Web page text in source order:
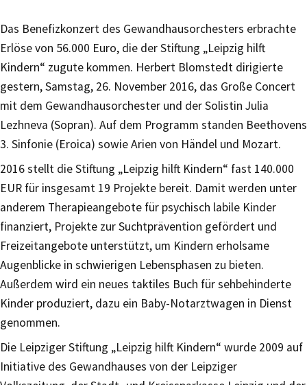
Das Benefizkonzert des Gewandhausorchesters erbrachte
Erlöse von 56.000 Euro, die der Stiftung „Leipzig hilft
Kindern“ zugute kommen. Herbert Blomstedt dirigierte
gestern, Samstag, 26. November 2016, das Große Concert
mit dem Gewandhausorchester und der Solistin Julia
Lezhneva (Sopran). Auf dem Programm standen Beethovens
3. Sinfonie (Eroica) sowie Arien von Händel und Mozart.
2016 stellt die Stiftung „Leipzig hilft Kindern“ fast 140.000
EUR für insgesamt 19 Projekte bereit. Damit werden unter
anderem Therapieangebote für psychisch labile Kinder
finanziert, Projekte zur Suchtprävention gefördert und
Freizeitangebote unterstützt, um Kindern erholsame
Augenblicke in schwierigen Lebensphasen zu bieten.
Außerdem wird ein neues taktiles Buch für sehbehinderte
Kinder produziert, dazu ein Baby-Notarztwagen in Dienst
genommen.
Die Leipziger Stiftung „Leipzig hilft Kindern“ wurde 2009 auf
Initiative des Gewandhauses von der Leipziger